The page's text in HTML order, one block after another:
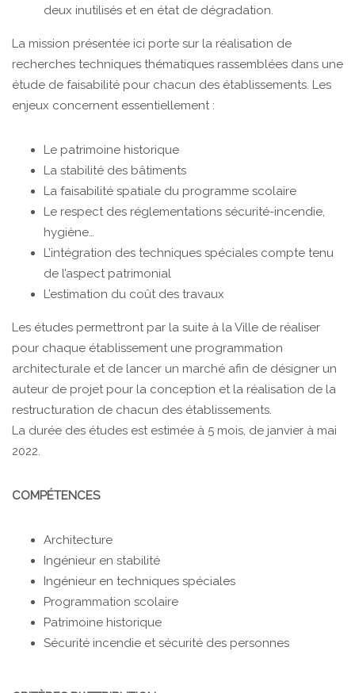
deux inutilisés et en état de dégradation.
La mission présentée ici porte sur la réalisation de
recherches techniques thématiques rassemblées dans une
étude de faisabilité pour chacun des établissements. Les
enjeux concernent essentiellement :
Le patrimoine historique
La stabilité des bâtiments
La faisabilité spatiale du programme scolaire
Le respect des réglementations sécurité-incendie,
hygiène…
L’intégration des techniques spéciales compte tenu
de l’aspect patrimonial
L’estimation du coût des travaux
Les études permettront par la suite à la Ville de réaliser
pour chaque établissement une programmation
architecturale et de lancer un marché afin de désigner un
auteur de projet pour la conception et la réalisation de la
restructuration de chacun des établissements.
La durée des études est estimée à 5 mois, de janvier à mai
2022.
COMPÉTENCES
Architecture
Ingénieur en stabilité
Ingénieur en techniques spéciales
Programmation scolaire
Patrimoine historique
Sécurité incendie et sécurité des personnes